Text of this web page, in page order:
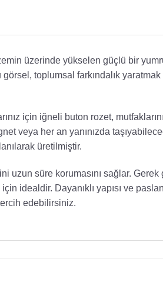
üzerinde yükselen güçlü bir
toplumsal farkındalık yaratmak
için iğneli buton rozet,
veya her an yanınızda
üretilmiştir.
uzun süre korumasını sağlar. Gerek
idealdir. Dayanıklı yapısı ve
edebilirsiniz.